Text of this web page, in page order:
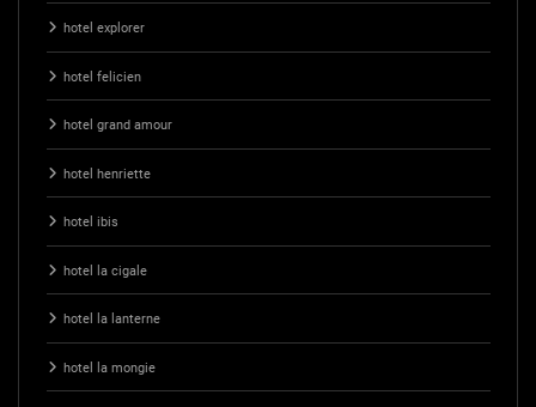
hotel explorer
hotel felicien
hotel grand amour
hotel henriette
hotel ibis
hotel la cigale
hotel la lanterne
hotel la mongie